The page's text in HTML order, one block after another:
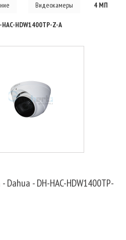
Видеокамеры 4 МП
HDW1400TP-Z-A
- DH-HAC-HDW1400TP-